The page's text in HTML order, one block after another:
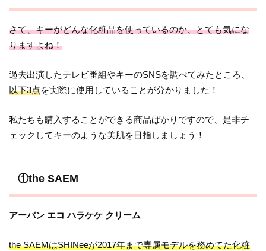
さて、キーがどんな化粧品を使っているのか、とても気にな
りますよね！
過去出演したテレビ番組やキーのSNSを調べてみたところ、
以下3点を実際に使用していることが分かりました！
私たちも購入することができる商品ばかりですので、是非チ
ェックしてキーのような美肌を目指しましょう！
①the SAEM
アーバン エコ ハラケケ クリーム
the SAEMはSHINeeが2017年まで専属モデルを務めてた化粧